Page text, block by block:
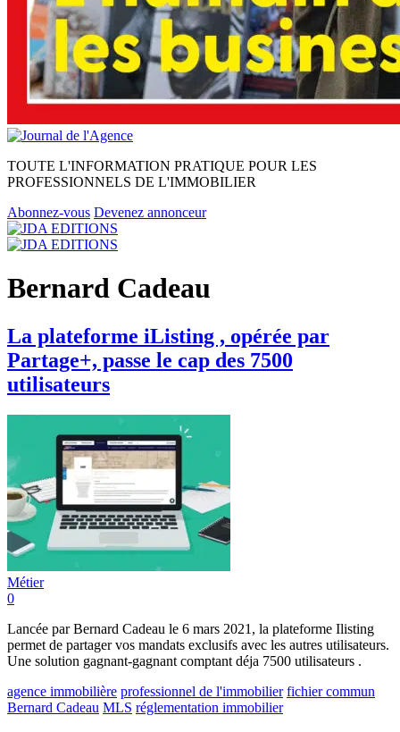
TOUTE L'INFORMATION PRATIQUE POUR LES
PROFESSIONNELS DE L'IMMOBILIER
Abonnez-vous Devenez annonceur
Bernard Cadeau
La plateforme iListing , opérée par
Partage+, passe le cap des 7500
utilisateurs
Métier
0
Lancée par Bernard Cadeau le 6 mars 2021, la plateforme Ilisting
permet de partager vos mandats exclusifs avec les autres utilisateurs.
Une solution gagnant-gagnant comptant déja 7500 utilisateurs .
agence immobilière professionnel de l'immobilier fichier commun
Bernard Cadeau MLS réglementation immobilier